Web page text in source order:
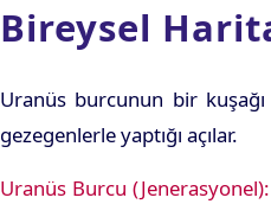
Bireysel
Uranüs burcunun bir
gezegenlerle yaptığı açılar.
Uranüs Burcu (Jenerasyonel):